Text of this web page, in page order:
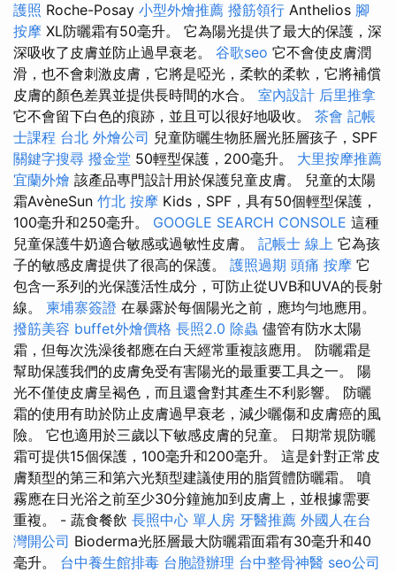
護照 Roche-Posay 小型外燴推薦 撥筋領行 Anthelios 腳
按摩 XL防曬霜有50毫升。 它為陽光提供了最大的保護，深
深吸收了皮膚並防止過早衰老。 谷歌seo 它不會使皮膚潤
滑，也不會刺激皮膚，它將是啞光，柔軟的柔軟，它將補​​償
皮膚的顏色差異並提供長時間的水合。 室內設計 后里推拿
它不會留下白色的痕跡，並且可以很好地吸收。 茶會 記帳
士課程 台北 外燴公司 兒童防曬生物胚層光胚層孩子，SPF
關鍵字搜尋 撥金堂 50輕型保護，200毫升。 大里按摩推薦
宜蘭外燴 該產品專門設計用於保護兒童皮膚。 兒童的太陽
霜AvèneSun 竹北 按摩 Kids，SPF，具有50個輕型保護，
100毫升和250毫升。 GOOGLE SEARCH CONSOLE 這種
兒童保護牛奶適合敏感或過敏性皮膚。 記帳士 線上 它為孩
子的敏感皮膚提供了很高的保護。 護照過期 頭痛 按摩 它
包含一系列的光保護活性成分，可防止從UVB和UVA的長射
線。 柬埔寨簽證 在暴露於每個陽光之前，應均勻地應用。
撥筋美容 buffet外燴價格 長照2.0 除蟲 儘管有防水太陽
霜，但每次洗澡後都應在白天經常重複該應用。 防曬霜是
幫助保護我們的皮膚免受有害陽光的最重要工具之一。 陽
光不僅使皮膚呈褐色，而且還會對其產生不利影響。 防曬
霜的使用有助於防止皮膚過早衰老，減少曬傷和皮膚癌的風
險。 它也適用於三歲以下敏感皮膚的兒童。 日期常規防曬
霜可提供15個保護，100毫升和200毫升。 這是針對正常皮
膚類型的第三和第六光類型建議使用的脂質體防曬霜。 噴
霧應在日光浴之前至少30分鐘施加到皮膚上，並根據需要
重複。 - 蔬食餐飲 長照中心 單人房 牙醫推薦 外國人在台
灣開公司 Bioderma光胚層最大防曬霜面霜有30毫升和40
毫升。 台中養生館排毒 台胞證辦理 台中整骨神醫 seo公司